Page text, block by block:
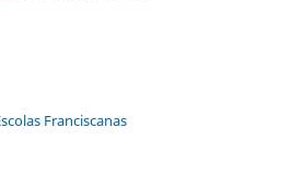
Franciscanas